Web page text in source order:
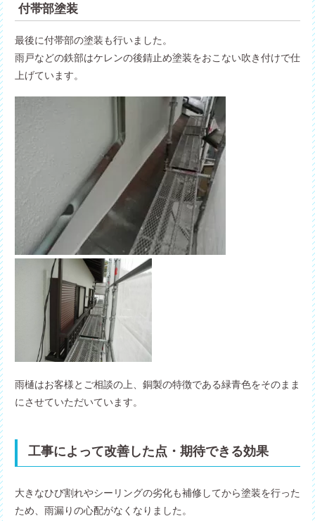
付帯部塗装
最後に付帯部の塗装も行いました。
雨戸などの鉄部はケレンの後錆止め塗装をおこない吹き付けで仕
上げています。
雨樋はお客様とご相談の上、銅製の特徴である緑青色をそのまま
にさせていただいています。
工事によって改善した点・期待できる効果
大きなひび割れやシーリングの劣化も補修してから塗装を行った
ため、雨漏りの心配がなくなりました。